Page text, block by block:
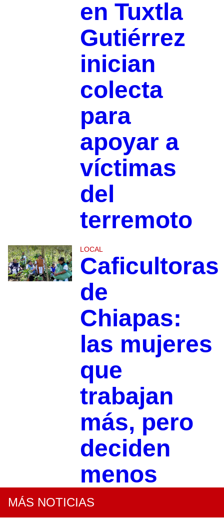
en Tuxtla
Gutiérrez
inician
colecta
para
apoyar a
víctimas
del
terremoto
LOCAL
Caficultoras
de
Chiapas:
las mujeres
que
trabajan
más, pero
deciden
menos
MÁS NOTICIAS